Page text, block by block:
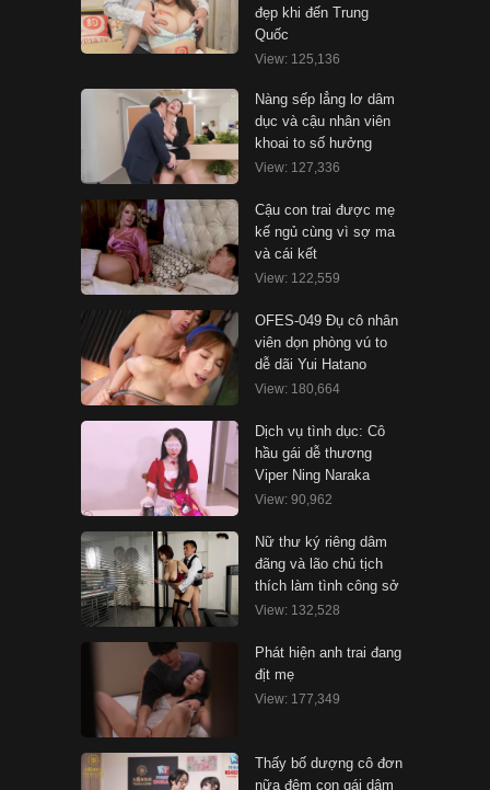
đẹp khi đến Trung
Quốc
View: 125,136
Nàng sếp lẳng lơ dâm
dục và cậu nhân viên
khoai to số hưởng
View: 127,336
Cậu con trai được mẹ
kế ngủ cùng vì sợ ma
và cái kết
View: 122,559
OFES-049 Đụ cô nhân
viên dọn phòng vú to
dễ dãi Yui Hatano
View: 180,664
Dịch vụ tình dục: Cô
hầu gái dễ thương
Viper Ning Naraka
View: 90,962
Nữ thư ký riêng dâm
đãng và lão chủ tịch
thích làm tình công sở
View: 132,528
Phát hiện anh trai đang
địt mẹ
View: 177,349
Thấy bố dượng cô đơn
nữa đêm con gái dâm